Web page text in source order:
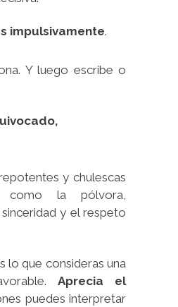
impulsivamente.
Y luego escribe o
y chulescas
como la pólvora,
y el respeto
lo que consideras una
Aprecia el
puedes interpretar